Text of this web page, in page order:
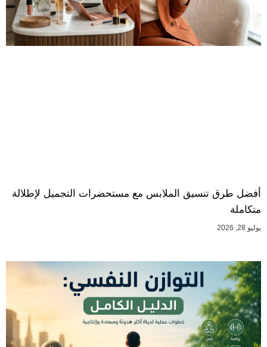
أفضل طرق تنسيق الملابس مع مستحضرات التجميل لإطلالة
متكاملة
يوليو 28, 2026